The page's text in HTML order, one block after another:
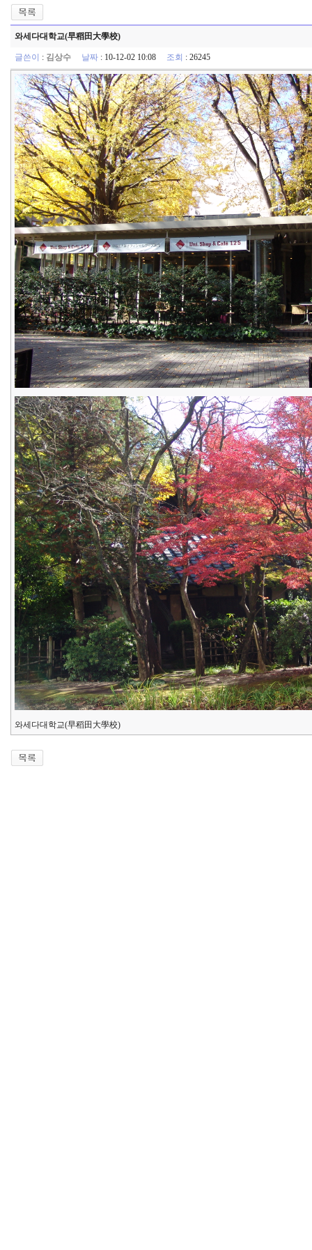
와세다대학교(早稻田大學校)
글쓴이 : 김상수 날짜 : 10-12-02 10:08 조회 : 26245
와세다대학교(早稻田大學校)